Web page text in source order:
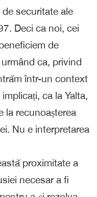
securitate ale
Deci ca noi, cei
de
ca, privind
într-un context
ca la Yalta,
la recunoașterea
Nu e interpretarea
proximitate a
necesar a fi